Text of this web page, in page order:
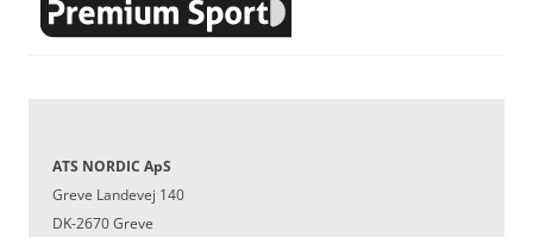
ATS NORDIC ApS
Greve Landevej 140
DK-2670 Greve